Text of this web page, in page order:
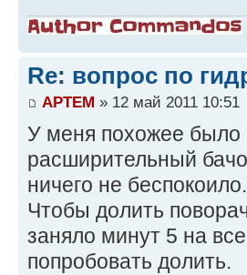
Re: вопрос по
APTEM » 12 май 2011 10:51
У меня похожее было
расширительный
ничего не беспокоило.
Чтобы долить
заняло минут 5 на
попробовать долить.